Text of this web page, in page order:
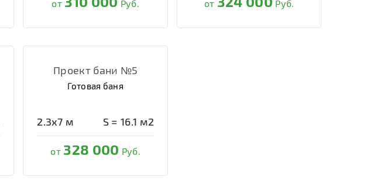
от Руб. от Руб.
Проект бани №5
Готовая баня
2.3х7 м S = 16.1 м2
от 328 000 Руб.